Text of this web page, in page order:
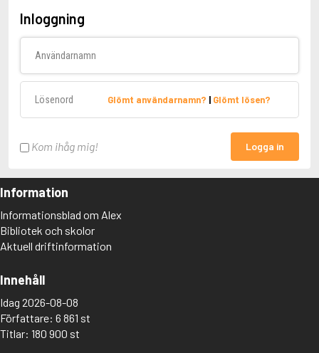
Inloggning
Glömt användarnamn? | Glömt lösen?
Kom ihåg mig! Logga in
Information
Informationsblad om Alex
Bibliotek och skolor
Aktuell driftinformation
Innehåll
Idag 2026-08-08
Författare: 6 861 st
Titlar: 180 900 st